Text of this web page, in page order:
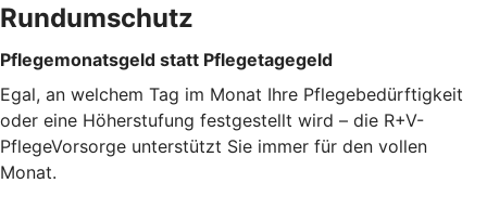
Rundumschutz
Pflegemonatsgeld statt Pflegetagegeld
Egal, an welchem Tag im Monat Ihre Pflegebedürftigkeit
oder eine Höherstufung festgestellt wird – die R+V-
PflegeVorsorge unterstützt Sie immer für den vollen
Monat.